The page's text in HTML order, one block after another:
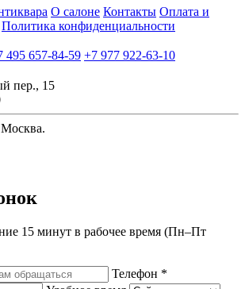
О салоне Контакты Оплата и
Политика конфиденциальности
495 657-84-59 +7 977 922-63-10
пер., 15
15 минут в рабочее время (Пн–Пт
Телефон *